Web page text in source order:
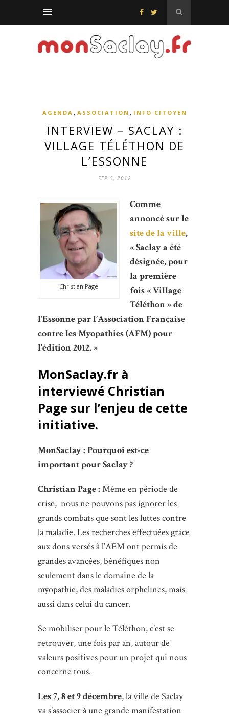
AGENDA , ASSOCIATION , INFO CITOYEN
INTERVIEW – SACLAY :
VILLAGE TÉLÉTHON DE
L’ESSONNE
SEP 5, 2012
Christian Page
Comme
annoncé sur le
site de la ville,
« Saclay a été
désignée, pour
la première
fois « Village
Téléthon » de
l’Essonne par l’Association Française
contre les Myopathies (AFM) pour
l’édition 2012. »
MonSaclay.fr à
interviewé Christian
Page sur l’enjeu de cette
initiative.
MonSaclay : Pourquoi est-ce
important pour Saclay ?
Christian Page : Même en période de
crise, nous ne pouvons pas ignorer les
grands combats que sont les luttes contre
la maladie. Les recherches effectuées grâce
aux dons versés à l’AFM ont permis de
grandes avancées, bénéfiques non
seulement dans le domaine de la
myopathie, des maladies orphelines, mais
aussi dans celui du cancer.
Se mobiliser pour le Téléthon, c’est se
retrouver, une fois par an, autour de
valeurs positives pour un projet qui nous
concerne tous.
Les 7, 8 et 9 décembre, la ville de Saclay
va s’associer à une grande manifestation